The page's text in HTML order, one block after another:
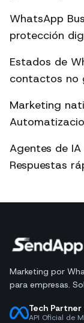
WhatsApp
protección
Estados de
contactos no
Marketing
Agentes de
Respuestas
Marketing por
para empresas.
Tech
API Oficial de